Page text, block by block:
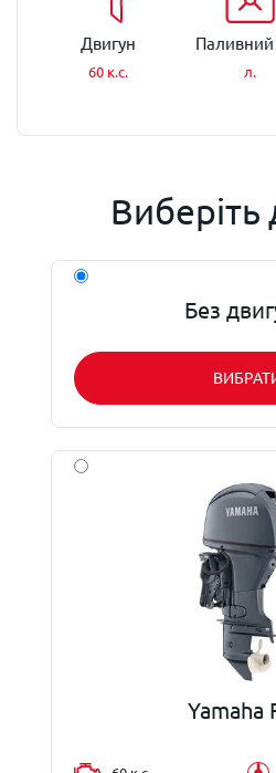
Двигун
60 к.с.
Паливний
л.
Виберіть
Без
Yamaha